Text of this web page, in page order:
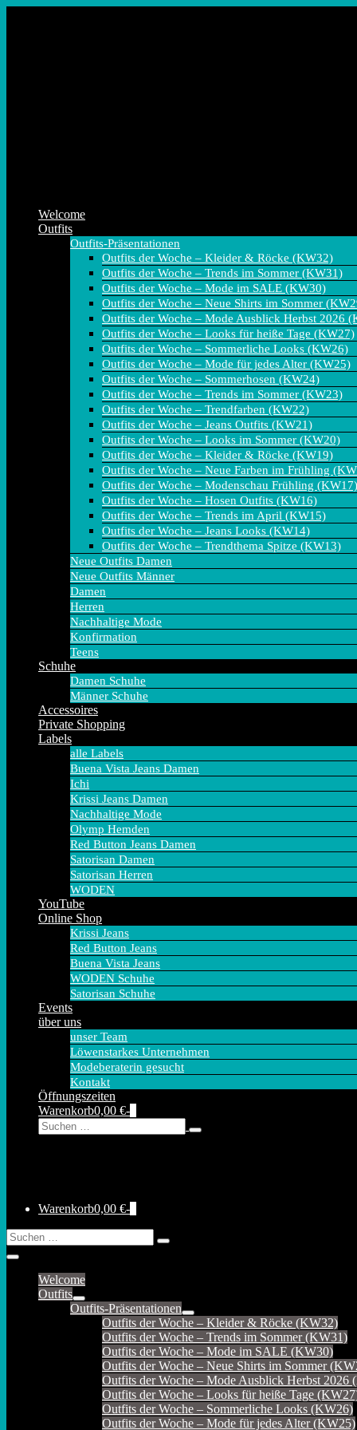
Welcome
Outfits
Outfits-Präsentationen
Outfits der Woche – Kleider & Röcke (KW32)
Outfits der Woche – Trends im Sommer (KW31)
Outfits der Woche – Mode im SALE (KW30)
Outfits der Woche – Neue Shirts im Sommer
Outfits der Woche – Mode Ausblick Herbst 2026
Outfits der Woche – Looks für heiße Tage (KW27)
Outfits der Woche – Sommerliche Looks (KW26)
Outfits der Woche – Mode für jedes Alter (KW25)
Outfits der Woche – Sommerhosen (KW24)
Outfits der Woche – Trends im Sommer (KW23)
Outfits der Woche – Trendfarben (KW22)
Outfits der Woche – Jeans Outfits (KW21)
Outfits der Woche – Looks im Sommer (KW20)
Outfits der Woche – Kleider & Röcke (KW19)
Outfits der Woche – Neue Farben im Frühling
Outfits der Woche – Modenschau Frühling (KW17)
Outfits der Woche – Hosen Outfits (KW16)
Outfits der Woche – Trends im April (KW15)
Outfits der Woche – Jeans Looks (KW14)
Outfits der Woche – Trendthema Spitze (KW13)
Neue Outfits Damen
Neue Outfits Männer
Damen
Herren
Nachhaltige Mode
Konfirmation
Teens
Schuhe
Damen Schuhe
Männer Schuhe
Accessoires
Private Shopping
Labels
alle Labels
Buena Vista Jeans Damen
Ichi
Krissi Jeans Damen
Nachhaltige Mode
Olymp Hemden
Red Button Jeans Damen
Satorisan Damen
Satorisan Herren
WODEN
YouTube
Online Shop
Krissi Jeans
Red Button Jeans
Buena Vista Jeans
WODEN Schuhe
Satorisan Schuhe
Events
über uns
unser Team
Löwenstarkes Unternehmen
Modeberaterin gesucht
Kontakt
Öffnungszeiten
Warenkorb
Warenkorb0,00 €-
Warenkorb
Suche-
Schalter
Suche
nach:
Warenkorb
Warenkorb0,00 €-
Warenkorb
Suche-
Schalter
Suche
nach:
Menü-
SchalterWelcome
Outfits
Menü-
Schalter
Outfits-Präsentationen
Menü-
Schalter
Outfits der Woche – Kleider & Röcke (KW32)
Outfits der Woche – Trends im Sommer (KW31)
Outfits der Woche – Mode im SALE (KW30)
Outfits der Woche – Neue Shirts im Sommer
Outfits der Woche – Mode Ausblick Herbst 2026
Outfits der Woche – Looks für heiße Tage
Outfits der Woche – Sommerliche Looks (KW26)
Outfits der Woche – Mode für jedes Alter (KW25)